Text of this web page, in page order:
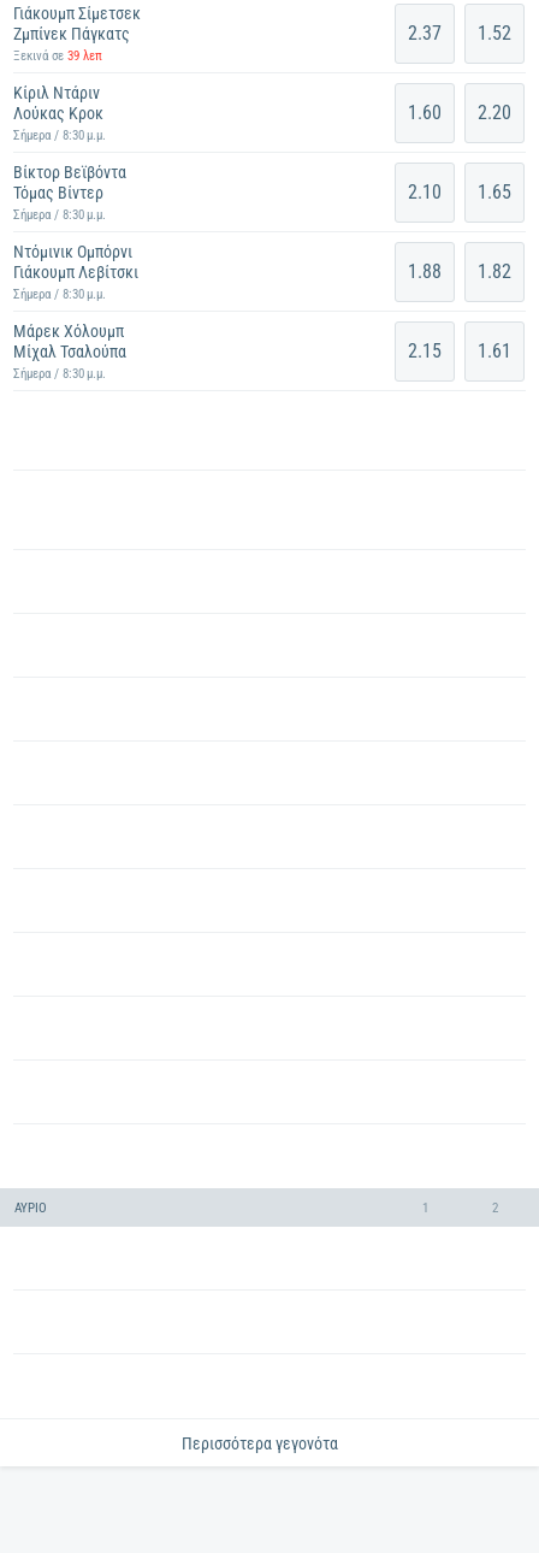
Γιάκουμπ Σίμετσεκ
Ζμπίνεκ Πάγκατς
Ξεκινά σε39 λεπ
2.37 1.52
Κίριλ Ντάριν
Λούκας Κροκ
Σήμερα / 8:30 μ.μ.
1.60 2.20
Βίκτορ Βεϊβόντα
Τόμας Βίντερ
Σήμερα / 8:30 μ.μ.
2.10 1.65
Ντόμινικ Ομπόρνι
Γιάκουμπ Λεβίτσκι
Σήμερα / 8:30 μ.μ.
1.88 1.82
Μάρεκ Χόλουμπ
Μίχαλ Τσαλούπα
Σήμερα / 8:30 μ.μ.
2.15 1.61
ΑΎΡΙΟ 1 2
Περισσότερα γεγονότα